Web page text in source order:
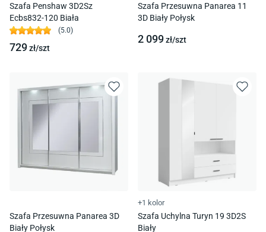
Szafa Penshaw 3D2Sz
Ecbs832-120 Biała
(5.0)
729zł/szt
Szafa Przesuwna Panarea 11
3D Biały Połysk
2 099zł/szt
Szafa Przesuwna Panarea 3D
Biały Połysk
+1 kolor
Szafa Uchylna Turyn 19 3D2S
Biały